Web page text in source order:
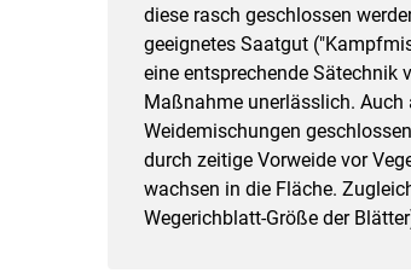
diese rasch geschlossen
geeignetes Saatgut
eine entsprechende Sätechnik
Maßnahme unerlässlich. Auch
Weidemischungen
durch zeitige Vorweide vor
wachsen in die Fläche.
Wegerichblatt-Größe der